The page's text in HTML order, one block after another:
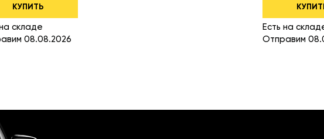
Есть на
Отправим
КУПИТЬ
складе
08.08.2026